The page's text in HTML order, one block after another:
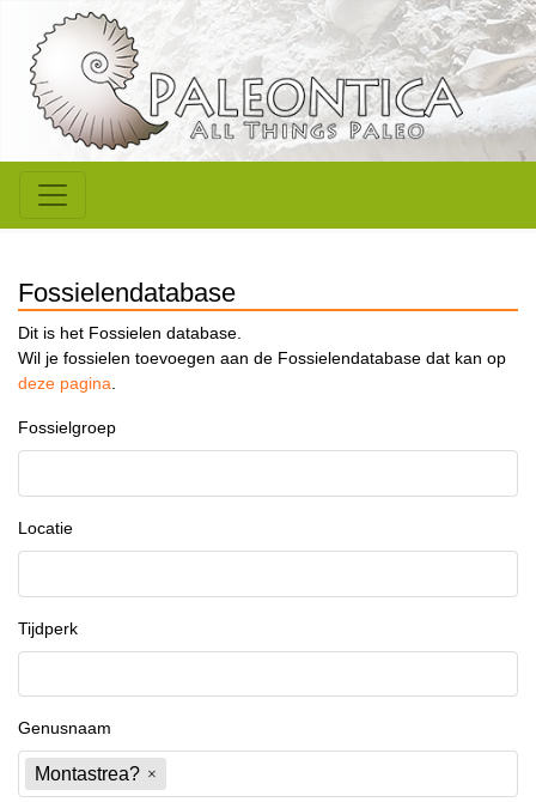
Fossielendatabase
Dit is het Fossielen database.
Wil je fossielen toevoegen aan de Fossielendatabase dat kan op
deze pagina.
Fossielgroep
Locatie
Tijdperk
Genusnaam
Montastrea?